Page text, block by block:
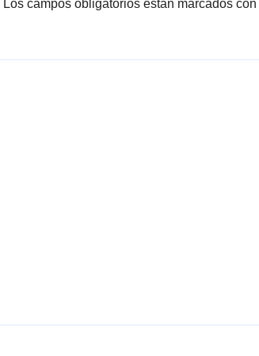
Los campos obligatorios están marcados con